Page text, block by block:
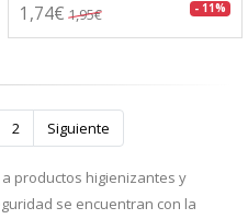
1,74€ 1,95€ - 11%
2 Siguiente
productos higienizantes y
se encuentran con la